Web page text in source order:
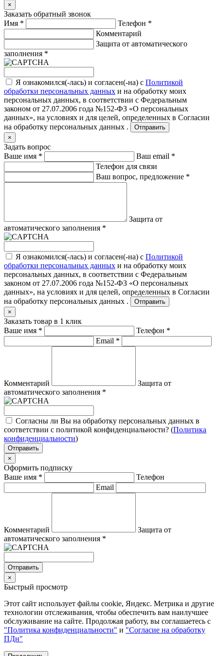
×
Заказать обратный звонок
Имя * Телефон *
Комментарий
Защита от автоматического
заполнения *
Я ознакомился(-лась) и согласен(-на) с Политикой
обработки персональных данных и на обработку моих
персональных данных, в соответствии с Федеральным
законом от 27.07.2006 года №152-ФЗ «О персональных
данных», на условиях и для целей, определенных в Согласии
на обработку персональных данных .
Отправить
×
Задать вопрос
Ваше имя * Ваш email *
Телефон для связи
Ваш вопрос, предложение *
Защита от
автоматического заполнения *
Я ознакомился(-лась) и согласен(-на) с Политикой
обработки персональных данных и на обработку моих
персональных данных, в соответствии с Федеральным
законом от 27.07.2006 года №152-ФЗ «О персональных
данных», на условиях и для целей, определенных в Согласии
на обработку персональных данных .
Отправить
×
Заказать товар в 1 клик
Ваше имя * Телефон *
Email *
Комментарий
Защита от
автоматического заполнения *
Согласны ли Вы на обработку персональных данных в
соответствии с политикой конфиденциальности? (Политика
конфиденциальности)
Отправить
×
Оформить подписку
Ваше имя *
Телефон
Email
Комментарий
Защита от
автоматического заполнения *
Отправить
×
Быстрый просмотр
Этот сайт использует файлы cookie, Яндекс. Метрика и другие
технологии отслеживания, чтобы обеспечить вам наилучшее
обслуживание на сайте. Продолжая работу, вы соглашаетесь с
"Политика конфиденциальности" и "Согласие на обработку
ПДн"